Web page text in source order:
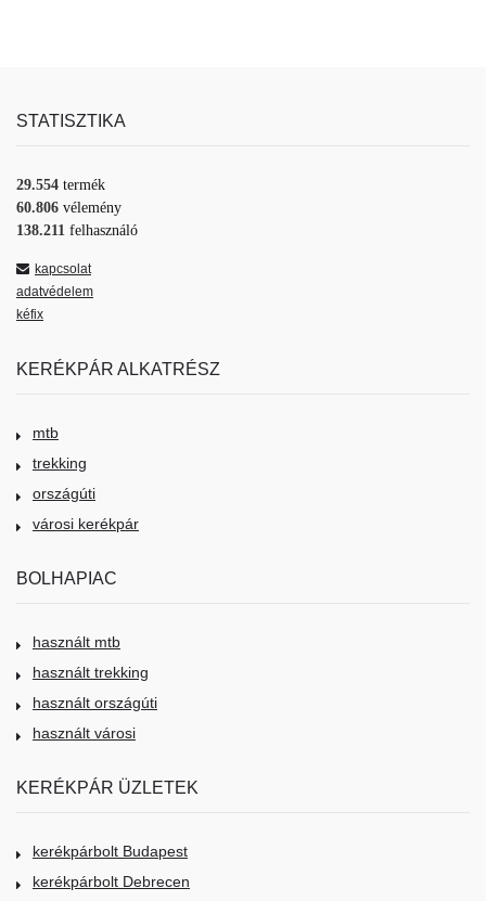
STATISZTIKA
29.554 termék
60.806 vélemény
138.211 felhasználó
kapcsolat
adatvédelem
kéfix
KERÉKPÁR ALKATRÉSZ
mtb
trekking
országúti
városi kerékpár
BOLHAPIAC
használt mtb
használt trekking
használt országúti
használt városi
KERÉKPÁR ÜZLETEK
kerékpárbolt Budapest
kerékpárbolt Debrecen